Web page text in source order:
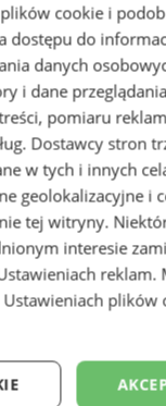
cookie i
dostępu do
danych
i dane
pomiaru
Dostawcy stron
w tych i innych
geolokalizacyjne i
tej witryny.
interesie
reklam.
Ustawieniach plików